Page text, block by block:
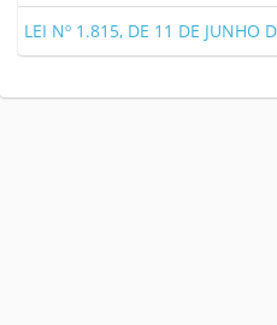
LEI Nº 1.815, DE 11 DE JUNHO